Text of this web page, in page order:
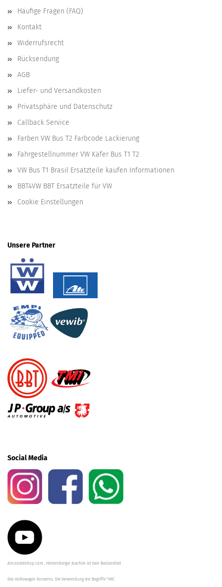
Häufige Fragen (FAQ)
Kontakt
Widerrufsrecht
Rücksendung
AGB
Liefer- und Versandkosten
Privatsphäre und Datenschutz
Callback Service
Farben VW Bus T2 Farbcode Lackierung
Fahrgestellnummer VW Käfer Bus T1 T2
VW Bus T1 Brasil Ersatzteile kaufen Informationen
BBT4VW BBT Ersatzteile für VW
Cookie Einstellungen
Unsere Partner
Social Media
Aircooledshop.com , Hintersberger Joachim ist kein Bestandteil
des Volkswagen Konzerns. Die Verwendung der Begriffe "VW",